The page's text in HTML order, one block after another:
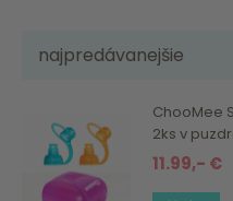
najpredávanejšie
ChooMee
2ks v
11.99,- €